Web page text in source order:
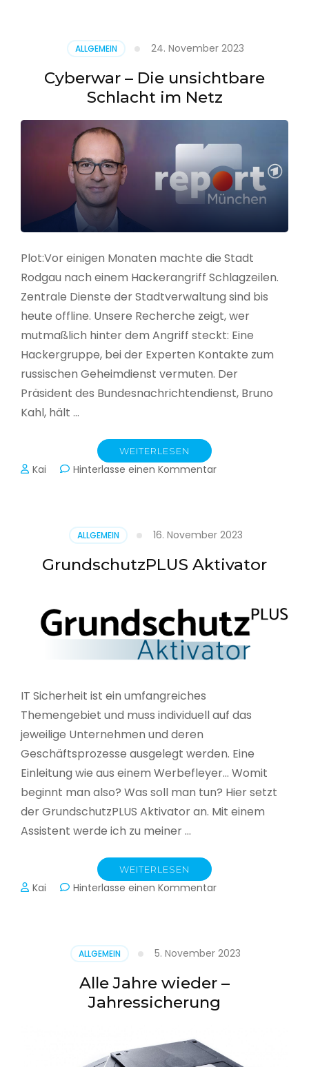
ALLGEMEIN 24. November 2023
Cyberwar – Die unsichtbare
Schlacht im Netz
Plot:Vor einigen Monaten machte die Stadt
Rodgau nach einem Hackerangriff Schlagzeilen.
Zentrale Dienste der Stadtverwaltung sind bis
heute offline. Unsere Recherche zeigt, wer
mutmaßlich hinter dem Angriff steckt: Eine
Hackergruppe, bei der Experten Kontakte zum
russischen Geheimdienst vermuten. Der
Präsident des Bundesnachrichtendienst, Bruno
Kahl, hält …
WEITERLESEN
Kai Hinterlasse einen Kommentarzu
Schlacht
im
Netz
ALLGEMEIN 16. November 2023
GrundschutzPLUS Aktivator
IT Sicherheit ist ein umfangreiches
Themengebiet und muss individuell auf das
jeweilige Unternehmen und deren
Geschäftsprozesse ausgelegt werden. Eine
Einleitung wie aus einem Werbefleyer… Womit
beginnt man also? Was soll man tun? Hier setzt
der GrundschutzPLUS Aktivator an. Mit einem
Assistent werde ich zu meiner …
WEITERLESEN
Kai Hinterlasse einen Kommentarzu
ALLGEMEIN 5. November 2023
Alle Jahre wieder –
Jahressicherung